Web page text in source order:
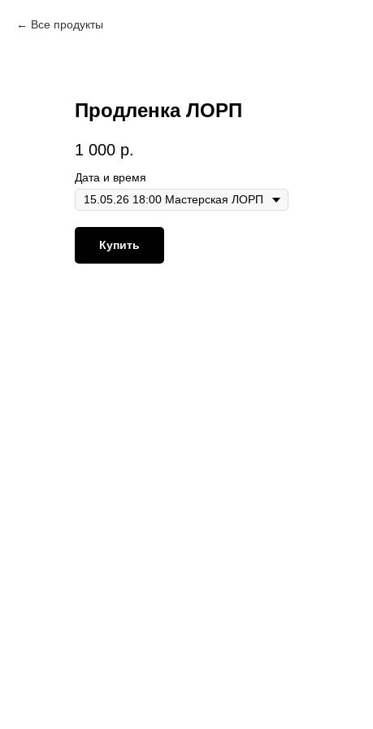
Все продукты
Продленка ЛОРП
1 000 р.
Дата и время
Купить